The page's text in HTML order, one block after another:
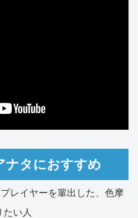
ナタにおすすめ
レイヤーを輩出した、色摩
い人